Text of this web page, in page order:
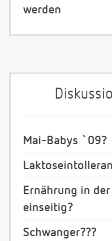
werden
Mai-Babys `09?
Ernährung in
einseitig?
Schwanger???